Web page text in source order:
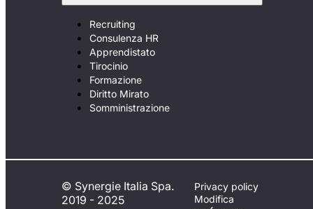
Recruiting
Consulenza HR
Apprendistato
Tirocinio
Formazione
Diritto Mirato
Somministrazione
© Synergie Italia Spa.
2019 - 2025
Privacy policy
Modifica